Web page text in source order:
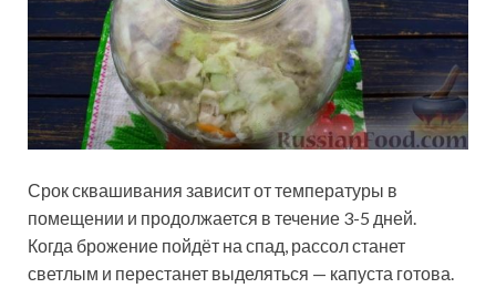
Срок сквашивания зависит от температуры в
помещении и продолжается в течение 3-5 дней.
Когда брожение пойдёт на спад, рассол станет
светлым и перестанет выделяться — капуста готова.